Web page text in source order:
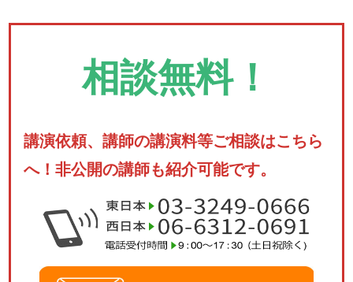
相談無料！
講演依頼、講師の講演料等ご相談はこちら
へ！非公開の講師も紹介可能です。